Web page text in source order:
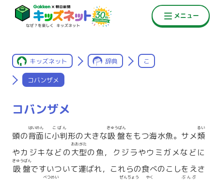
キッズネット 辞典 こ
コバンザメ
コバンザメ
頭の背面
はいめん
に小判
こばん
形の大きな吸盤
きゅうばん
をもつ海水魚。サメ類
るい
やカジキなどの大型
おおがた
の魚，クジラやウミガメなどに
吸盤
きゅうばん
ですいついて運ばれ，これらの食べのこしをえさ
べつめい ぜんちょう やく ぶんぷ